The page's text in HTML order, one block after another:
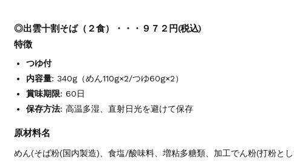
◎出雲十割そば（２食）・・・９７２円(税込)
特徴
つゆ付
内容量: 340g（めん110g×2/つゆ60g×2）
賞味期限: 60日
保存方法: 高温多湿、直射日光を避けて保存
原材料名
めん(そば粉(国内製造)、食塩/酸味料、増粘多糖類、加工でん粉(打粉と